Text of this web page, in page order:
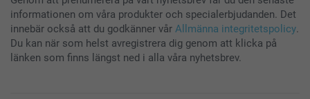
informationen om våra produkter och specialerbjudanden. Det
innebär också att du godkänner vår Allmänna integritetspolicy.
Du kan när som helst avregistrera dig genom att klicka på
länken som finns längst ned i alla våra nyhetsbrev.